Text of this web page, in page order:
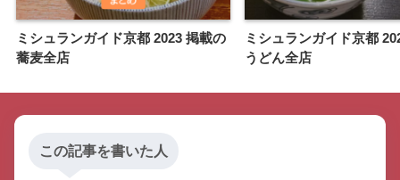
ミシュランガイド京都 2023 掲載の
蕎麦全店
ミシュランガイド京都
うどん全店
この記事を書いた人